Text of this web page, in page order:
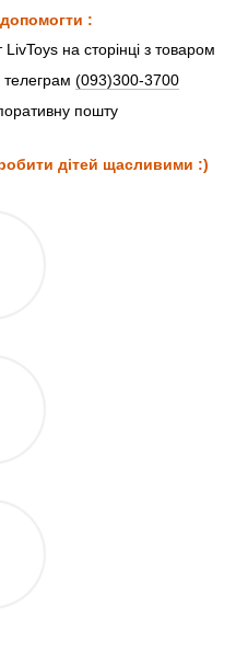
:
на сторінці з товаром
(093)300-3700
пошту
дітей щасливими :)